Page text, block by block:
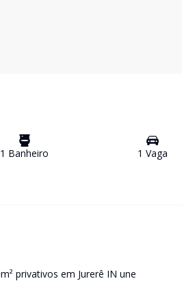
1 Banheiro 1 Vaga
privativos em Jurerê IN une